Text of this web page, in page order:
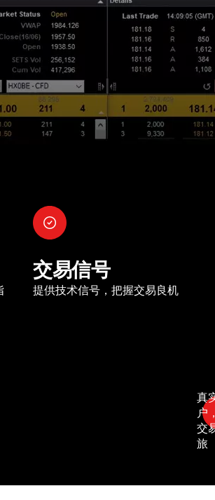
交易信号
提供技术信号，把握交易良机